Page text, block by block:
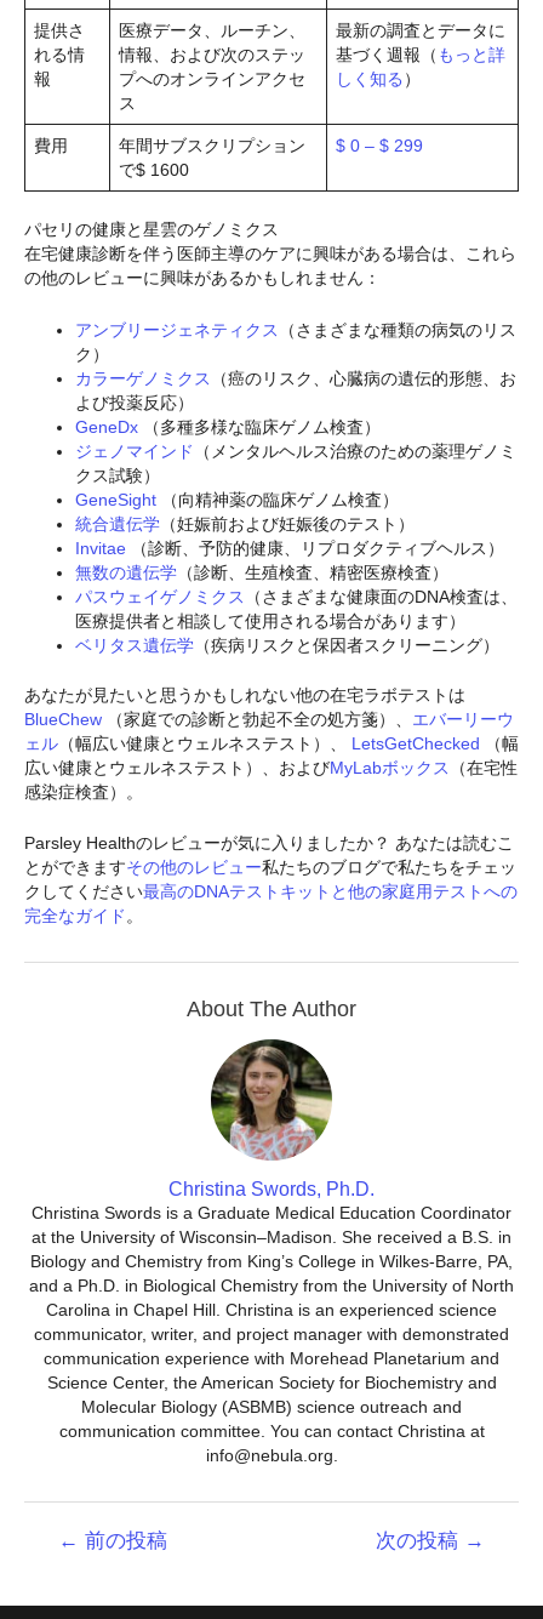
提供さ
れる情
報
医療データ、ルーチン、
情報、および次のステッ
プへのオンラインアクセ
ス
最新の調査とデータに
基づく週報（ もっと詳
しく知る ）
費用
年間サブスクリプション
で$ 1600
$ 0 – $ 299
パセリの健康と星雲のゲノミクス
在宅健康診断を伴う医師主導のケアに興味がある場合は、これら
の他のレビューに興味があるかもしれません：
アンブリージェネティクス
（さまざまな種類の病気のリス
ク）
カラーゲノミクス
（癌のリスク、心臓病の遺伝的形態、お
よび投薬反応）
GeneDx （多種多様な臨床ゲノム検査）
ジェノマインド
（メンタルヘルス治療のための薬理ゲノミ
クス試験）
GeneSight （向精神薬の臨床ゲノム検査）
統合遺伝学 （妊娠前および妊娠後のテスト）
Invitae （診断、予防的健康、リプロダクティブヘルス）
無数の遺伝学 （診断、生殖検査、精密医療検査）
パスウェイゲノミクス
（さまざまな健康面のDNA検査は、
医療提供者と相談して使用される場合があります）
ベリタス遺伝学 （疾病リスクと保因者スクリーニング）
あなたが見たいと思うかもしれない他の在宅ラボテストは
BlueChew （家庭での診断と勃起不全の処方箋）、 エバーリーウ
ェル （幅広い健康とウェルネステスト）、 LetsGetChecked （幅
広い健康とウェルネステスト）、およびMyLabボックス
（在宅性
感染症検査）。
Parsley Healthのレビューが気に入りましたか？ あなたは読むこ
とができますその他のレビュー私たちのブログで私たちをチェッ
クしてください最高のDNAテストキットと他の家庭用テストへの
完全なガイド 。
About The Author
Christina Swords, Ph.D.
Christina Swords is a Graduate Medical Education Coordinator
at the University of Wisconsin–Madison. She received a B.S. in
Biology and Chemistry from King’s College in Wilkes-Barre, PA,
and a Ph.D. in Biological Chemistry from the University of North
Carolina in Chapel Hill. Christina is an experienced science
communicator, writer, and project manager with demonstrated
communication experience with Morehead Planetarium and
Science Center, the American Society for Biochemistry and
Molecular Biology (ASBMB) science outreach and
communication committee. You can contact Christina at
info@nebula.org.
ビ
← 前の投稿 次の投稿 →